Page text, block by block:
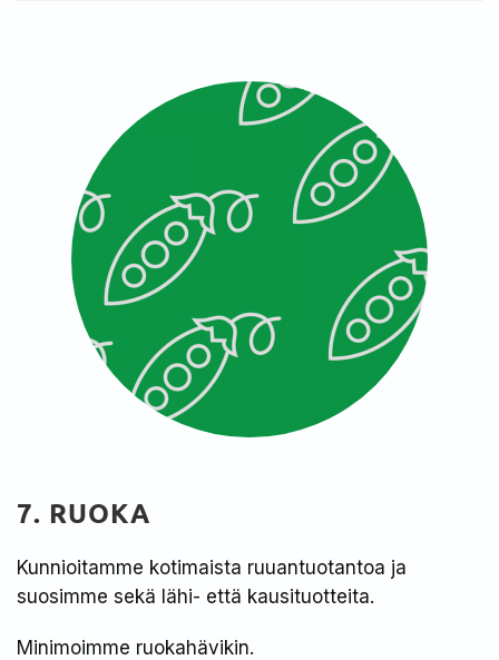
7. RUOKA
Kunnioitamme kotimaista ruuantuotantoa ja
suosimme sekä lähi- että kausituotteita.​
Minimoimme ruokahävikin.​